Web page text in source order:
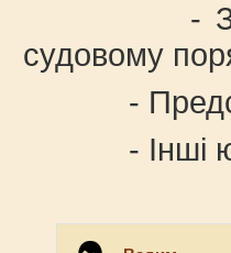
- Захист
судовому
-
- Інші